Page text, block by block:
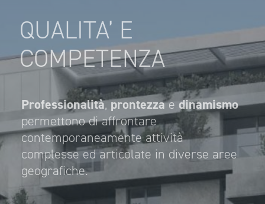
QUALITA’ E
COMPETENZA
Professionalità,prontezzae dinamismo
permettono di affrontare
contemporaneamente attività
complesse ed articolate in diverse aree
geografiche.